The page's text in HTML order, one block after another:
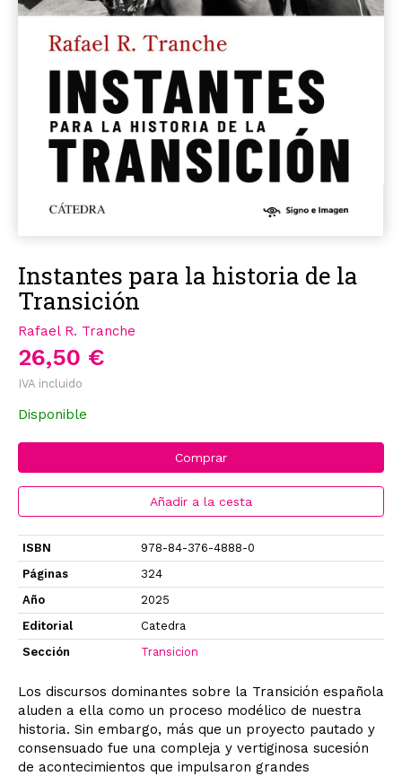
Instantes para la historia de la
Transición
Rafael R. Tranche
26,50 €
IVA incluido
Disponible
Comprar
Añadir a la cesta
ISBN
978-84-376-4888-0
Páginas
324
Año
2025
Editorial
Catedra
Sección
Transicion
Los discursos dominantes sobre la Transición española
aluden a ella como un proceso modélico de nuestra
historia. Sin embargo, más que un proyecto pautado y
consensuado fue una compleja y vertiginosa sucesión
de acontecimientos que impulsaron grandes